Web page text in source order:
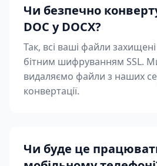
Чи безпечно
DOC у DOCX?
Так, всі ваші файли
бітним шифруванням SSL.
видаляємо файли з наших
конвертації.
Чи буде це